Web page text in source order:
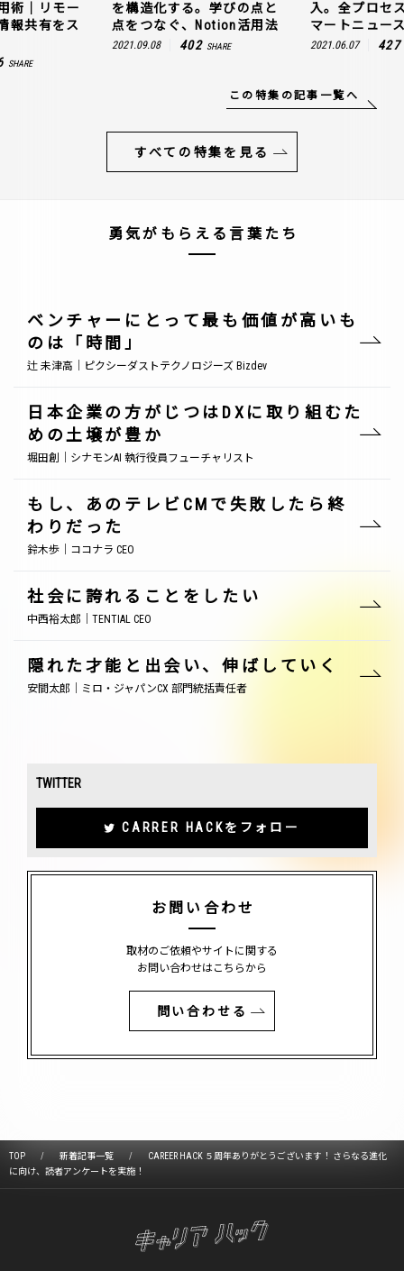
術｜リモー
報共有をス
SHARE
を構造化する。学びの点と
点をつなぐ、Notion活用法
2021.09.08 402 SHARE
入。全プロセ
マートニュー
2021.06.07 427
この特集の記事一覧へ
すべての特集を見る
勇気がもらえる言葉たち
ベンチャーにとって最も価値が高いも
のは「時間」
辻 未津高｜ピクシーダストテクノロジーズ Bizdev
日本企業の方がじつはDXに取り組むた
めの土壌が豊か
堀田創｜シナモンAI 執行役員フューチャリスト
もし、あのテレビCMで失敗したら終
わりだった
鈴木歩｜ココナラ CEO
社会に誇れることをしたい
中西裕太郎｜TENTIAL CEO
隠れた才能と出会い、伸ばしていく
安間太郎｜ミロ・ジャパンCX 部門統括責任者
TWITTER
CARRER HACKをフォロー
お問い合わせ
取材のご依頼やサイトに関する
お問い合わせはこちらから
問い合わせる
TOP 新着記事一覧
CAREER HACK ５周年ありがとうございます！ さらなる進化
に向け、読者アンケートを実施！